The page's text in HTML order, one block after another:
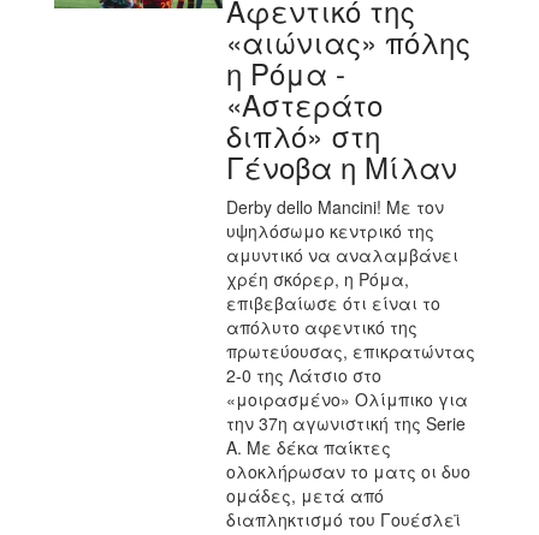
Αφεντικό της
«αιώνιας» πόλης
η Ρόμα -
«Αστεράτο
διπλό» στη
Γένοβα η Μίλαν
Derby dello Mancini! Με τον
υψηλόσωμο κεντρικό της
αμυντικό να αναλαμβάνει
χρέη σκόρερ, η Ρόμα,
επιβεβαίωσε ότι είναι το
απόλυτο αφεντικό της
πρωτεύουσας, επικρατώντας
2-0 της Λάτσιο στο
«μοιρασμένο» Ολίμπικο για
την 37η αγωνιστική της Serie
A. Mε δέκα παίκτες
ολοκλήρωσαν το ματς οι δυο
ομάδες, μετά από
διαπληκτισμό του Γουέσλεϊ